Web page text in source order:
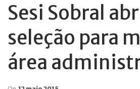
Sesi Sobral
seleção para
área